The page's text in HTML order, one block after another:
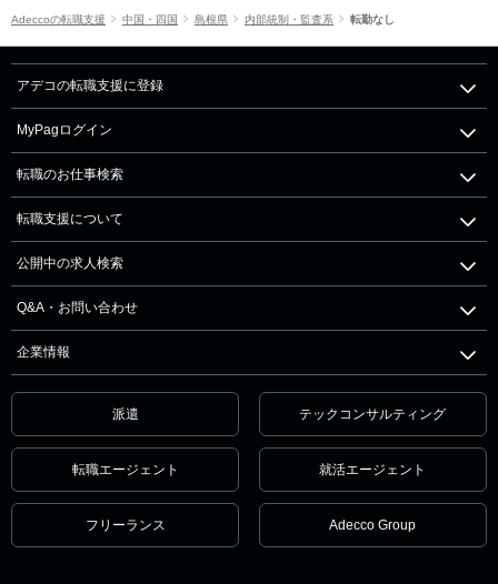
Adeccoの転職支援 中国・四国 島根県 内部統制・監査系 転勤なし
アデコの転職支援に登録
MyPagログイン
転職のお仕事検索
転職支援について
公開中の求人検索
Q&A・お問い合わせ
企業情報
派遣 テックコンサルティング
転職エージェント 就活エージェント
フリーランス Adecco Group